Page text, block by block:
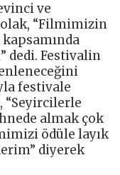
ve
“Filmimizin
dedi. Festivalin
festivale
almak çok
ödüle layık
diyerek